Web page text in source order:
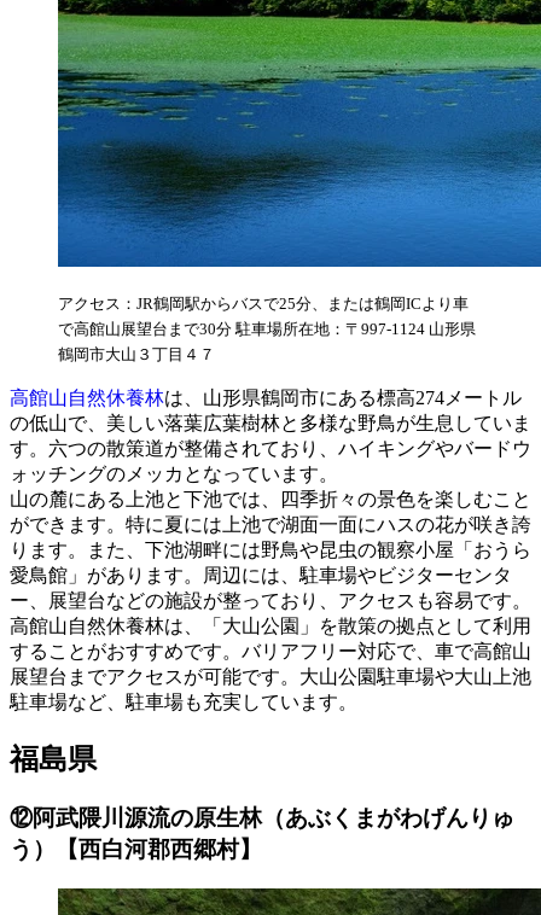
アクセス：JR鶴岡駅からバスで25分、または鶴岡ICより車
で高館山展望台まで30分 駐車場所在地：〒997-1124 山形県
鶴岡市大山３丁目４７
高館山自然休養林は、山形県鶴岡市にある標高274メートル
の低山で、美しい落葉広葉樹林と多様な野鳥が生息していま
す。六つの散策道が整備されており、ハイキングやバードウ
ォッチングのメッカとなっています。
山の麓にある上池と下池では、四季折々の景色を楽しむこと
ができます。特に夏には上池で湖面一面にハスの花が咲き誇
ります。また、下池湖畔には野鳥や昆虫の観察小屋「おうら
愛鳥館」があります。周辺には、駐車場やビジターセンタ
ー、展望台などの施設が整っており、アクセスも容易です。
高館山自然休養林は、「大山公園」を散策の拠点として利用
することがおすすめです。バリアフリー対応で、車で高館山
展望台までアクセスが可能です。大山公園駐車場や大山上池
駐車場など、駐車場も充実しています。
福島県
⑫阿武隈川源流の原生林（あぶくまがわげんりゅ
う）【西白河郡西郷村】